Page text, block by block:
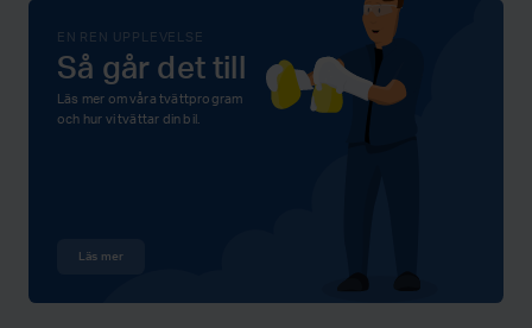
EN REN UPPLEVELSE
Så går det till
Läs mer om våra tvättprogram
och hur vi tvättar din bil.
Läs mer